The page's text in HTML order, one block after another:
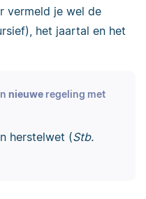
vermeld je wel de
het jaartal en het
nieuweregeling met
herstelwet (Stb.